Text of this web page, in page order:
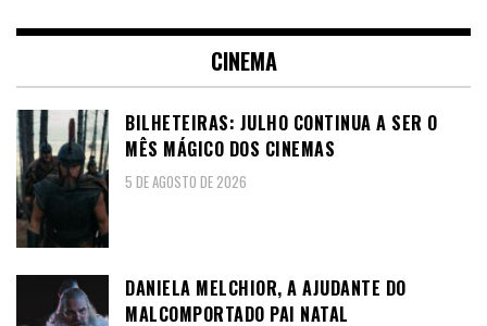
CINEMA
BILHETEIRAS: JULHO CONTINUA A SER O
MÊS MÁGICO DOS CINEMAS
5 DE AGOSTO DE 2026
DANIELA MELCHIOR, A AJUDANTE DO
MALCOMPORTADO PAI NATAL